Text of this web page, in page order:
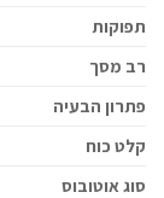
תפוקות
רב מסך
פתרון הבעיה
קלט כוח
סוג אוטובוס